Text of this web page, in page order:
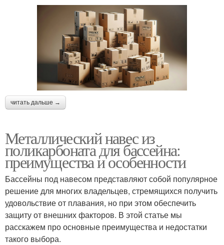
читать дальше →
Металлический навес из
поликарбоната для бассейна:
преимущества и особенности
Бассейны под навесом представляют собой популярное
решение для многих владельцев, стремящихся получить
удовольствие от плавания, но при этом обеспечить
защиту от внешних факторов. В этой статье мы
расскажем про основные преимущества и недостатки
такого выбора.